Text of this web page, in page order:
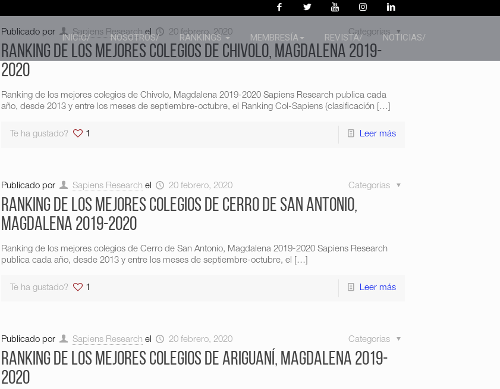
INICIO/ NOSOTROS/ RANKINGS MEMBRESÍA REVISTA/ NOTICIAS/
Publicado por Sapiens Research el 20 febrero, 2020 Categorias
Ranking de los mejores colegios de Chivolo, Magdalena 2019-
2020
Ranking de los mejores colegios de Chivolo, Magdalena 2019-2020 Sapiens Research publica cada
año, desde 2013 y entre los meses de septiembre-octubre, el Ranking Col-Sapiens (clasificación[…]
Te ha gustado? 1 Leer más
Publicado por Sapiens Research el 20 febrero, 2020 Categorias
Ranking de los mejores colegios de Cerro de San Antonio,
Magdalena 2019-2020
Ranking de los mejores colegios de Cerro de San Antonio, Magdalena 2019-2020 Sapiens Research
publica cada año, desde 2013 y entre los meses de septiembre-octubre, el […]
Te ha gustado? 1 Leer más
Publicado por Sapiens Research el 20 febrero, 2020 Categorias
Ranking de los mejores colegios de Ariguaní, Magdalena 2019-
2020